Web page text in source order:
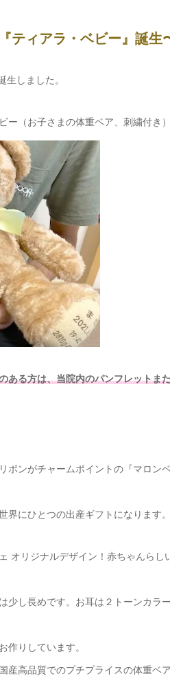
ティアラ・ベビー』誕生
しました。
ー（お子さまの体重ベア、刺繍付き
ある方は、当院内のパンフレットま
ボンがチャームポイントの『マロン
界にひとつの出産ギフトになります。
オリジナルデザイン！赤ちゃんら
少し長めです。お耳は２トーンカラ
作りしています。
高品質でのプチプライスの体重ベア